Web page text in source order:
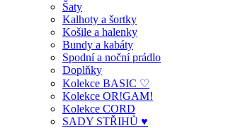
Šaty
Kalhoty a šortky
Košile a halenky
Bundy a kabáty
Spodní a noční prádlo
Doplňky
Kolekce BASIC ♡
Kolekce OR!GAM!
Kolekce CORD
SADY STŘIHŮ ♥